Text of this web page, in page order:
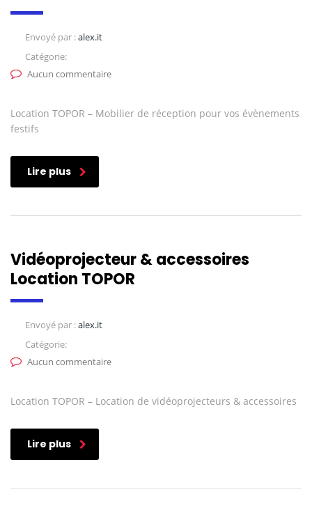
Envoyé par :alex.it
Catégorie:
Aucun commentaire
Location TOPOR – Mobilier de réception pour vos évènements
festifs
Lire plus
Vidéoprojecteur & accessoires
Location TOPOR
Envoyé par :alex.it
Catégorie:
Aucun commentaire
Location TOPOR – Location de vidéoprojecteurs & accessoires
Lire plus